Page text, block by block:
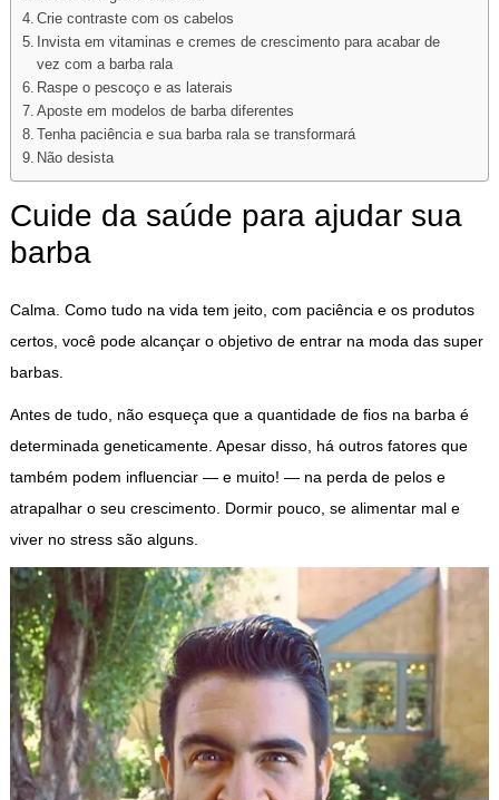
Crie contraste com os cabelos
Invista em vitaminas e cremes de crescimento para acabar de
vez com a barba rala
Raspe o pescoço e as laterais
Aposte em modelos de barba diferentes
Tenha paciência e sua barba rala se transformará
Não desista
Cuide da saúde para ajudar sua
barba
Calma. Como tudo na vida tem jeito, com paciência e os produtos
certos, você pode alcançar o objetivo de entrar na moda das super
barbas.
Antes de tudo, não esqueça que a quantidade de fios na barba é
determinada geneticamente. Apesar disso, há outros fatores que
também podem influenciar — e muito! — na perda de pelos e
atrapalhar o seu crescimento. Dormir pouco, se alimentar mal e
viver no stress são alguns.